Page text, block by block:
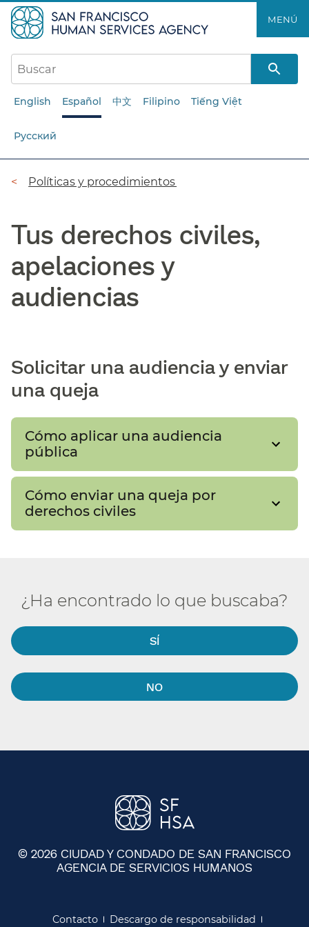
al
contenido
principal​​
MENÚ​​
English Español 中文 Filipino Tiếng Việt
Русский
Ruta
navegación​​
Políticas y procedimientos​​
Tus derechos civiles,
apelaciones y
audiencias​​
Solicitar una audiencia y enviar
una queja​​
Cómo aplicar una audiencia
pública​​
Cómo enviar una queja por
derechos civiles​​
¿Ha encontrado lo que buscaba?​​
SÍ​​
NO​​
© 2026 CIUDAD Y CONDADO DE SAN FRANCISCO
AGENCIA DE SERVICIOS HUMANOS
Contacto​​ Descargo de responsabilidad​​